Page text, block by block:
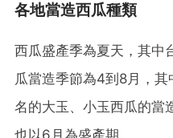
各地當造西瓜種類
西瓜盛產季為夏天，其中
瓜當造季節為4到8月，
名的大玉、小玉西瓜的當